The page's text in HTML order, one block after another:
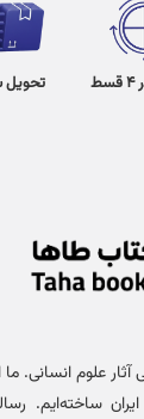
تحویل
ساخته‌ایم.